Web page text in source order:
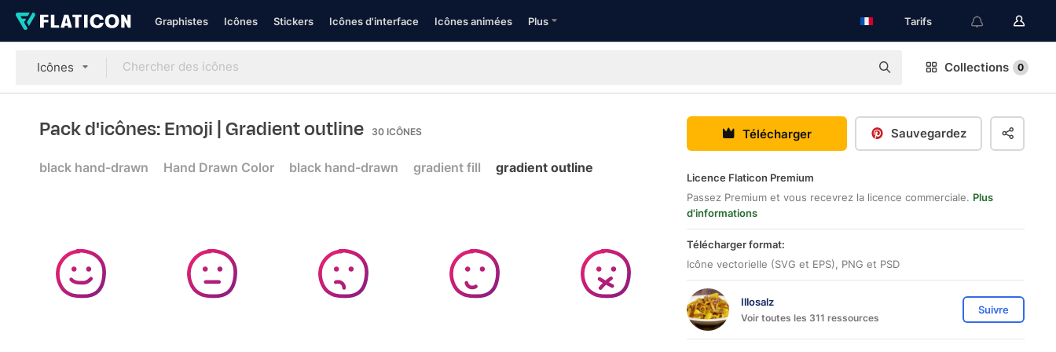
Graphistes Icônes Stickers Icônes d'interface Icônes animées Plus Tarifs
Icônes Collections 0
Pack d'icônes: Emoji | Gradient outline 30 ICÔNES
black hand-drawn Hand Drawn Color black hand-drawn gradient fill gradient outline
Télécharger Sauvegardez
Licence Flaticon Premium
Passez Premium et vous recevrez la licence commerciale. Plus
d'informations
Télécharger format:
Icône vectorielle (SVG et EPS), PNG et PSD
Illosalz
Voir toutes les 311 ressources
Suivre